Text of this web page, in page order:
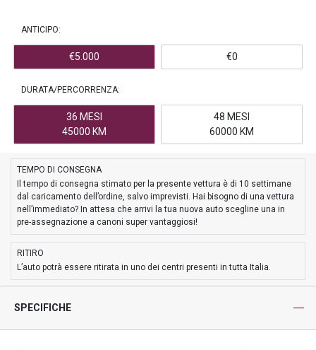
ANTICIPO:
€5.000 €0
DURATA/PERCORRENZA:
36 MESI
45000 KM
48 MESI
60000 KM
TEMPO DI CONSEGNA
Il tempo di consegna stimato per la presente vettura è di 10 settimane
dal caricamento dell’ordine, salvo imprevisti. Hai bisogno di una vettura
nell’immediato? In attesa che arrivi la tua nuova auto scegline una in
pre-assegnazione a canoni super vantaggiosi!
RITIRO
L’auto potrà essere ritirata in uno dei centri presenti in tutta Italia.
SPECIFICHE